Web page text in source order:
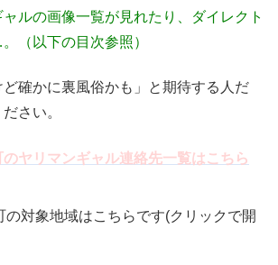
ルの画像一覧が見れたり、ダイレクト
（以下の目次参照）
ど確かに裏風俗かも」と期待する人だ
さい。
ヤリマンギャル連絡先一覧はこちら
の対象地域はこちらです(クリックで開